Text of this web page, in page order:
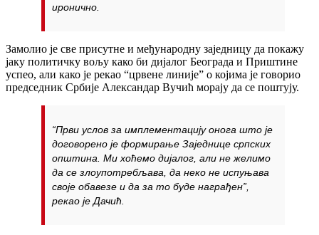
иронично.
Замолио је све присутне и међународну заједницу да покажу
јаку политичку вољу како би дијалог Београда и Приштине
успео, али како је рекао “црвене линије” о којима је говорио
председник Србије Александар Вучић морају да се поштују.
“Први услов за имплементацију онога што је
договорено је формирање Заједнице српских
општина. Ми хоћемо дијалог, али не желимо
да се злоупотребљава, да неко не испуњава
своје обавезе и да за то буде награђен”,
рекао је Дачић.